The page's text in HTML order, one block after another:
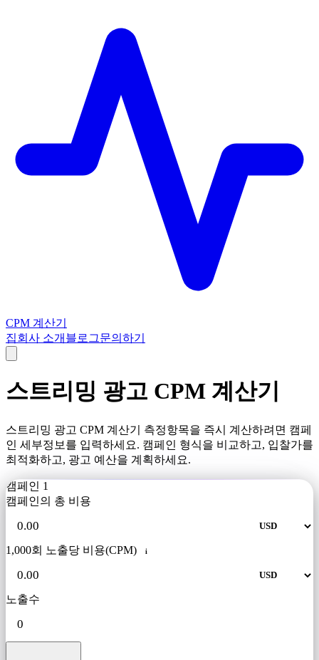
CPM 계산기
집회사 소개 블로그문의하기
스트리밍 광고 CPM 계산기
스트리밍 광고 CPM 계산기 측정항목을 즉시 계산하려면 캠페
인 세부정보를 입력하세요. 캠페인 형식을 비교하고, 입찰가를
최적화하고, 광고 예산을 계획하세요.
캠페인 1
캠페인의 총 비용
1,000회 노출당 비용(CPM) i
노출수